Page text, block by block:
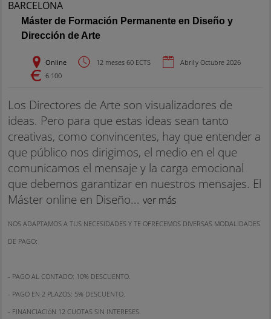
Máster de Formación Permanente en Diseño y
Dirección de Arte
Online 12 meses 60 ECTS
Abril y Octubre 2026
6.100
Los Directores de Arte son visualizadores de
ideas. Pero para que estas ideas sean tanto
creativas, como convincentes, hay que entender a
que público nos dirigimos, el medio en el que
comunicamos el mensaje y la carga emocional
que debemos garantizar en nuestros mensajes. El
Máster online en Diseño... ver más
NOS ADAPTAMOS A TUS NECESIDADES Y TE OFRECEMOS DIVERSAS MODALIDADES
DE PAGO:
- PAGO AL CONTADO: 10% DESCUENTO.
- PAGO EN 2 PLAZOS: 5% DESCUENTO.
- FINANCIACIóN 12 CUOTAS SIN INTERESES.